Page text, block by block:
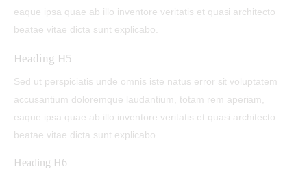
eaque ipsa quae ab illo inventore veritatis et quasi architecto
beatae vitae dicta sunt explicabo.
Heading H5
Sed ut perspiciatis unde omnis iste natus error sit voluptatem
accusantium doloremque laudantium, totam rem aperiam,
eaque ipsa quae ab illo inventore veritatis et quasi architecto
beatae vitae dicta sunt explicabo.
Heading H6